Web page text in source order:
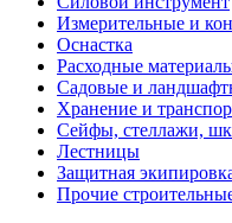
Измерительные и
Оснастка
Расходные
Садовые и
Хранение и
Сейфы, стеллажи,
Лестницы
Защитная
Прочие